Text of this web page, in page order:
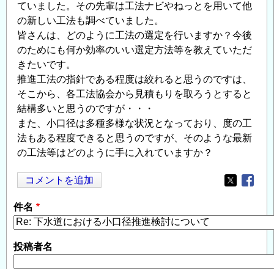
ていました。その先輩は工法ナビやねっとを用いて他
の新しい工法も調べていました。
皆さんは、どのように工法の選定を行いますか？今後
のためにも何か効率のいい選定方法等を教えていただ
きたいです。
推進工法の指針である程度は絞れると思うのですは、
そこから、各工法協会から見積もりを取ろうとすると
結構多いと思うのですが・・・
また、小口径は多種多様な状況となっており、度の工
法もある程度できると思うのですが、そのような最新
の工法等はどのように手に入れていますか？
コメントを追加
Opens in
件名
投稿者名